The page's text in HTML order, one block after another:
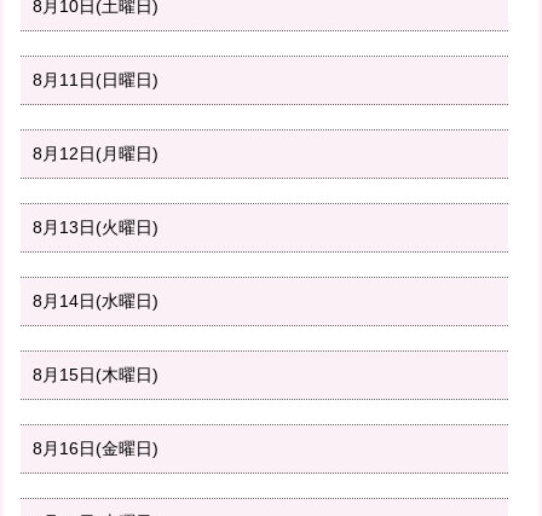
8月10日(土曜日)
8月11日(日曜日)
8月12日(月曜日)
8月13日(火曜日)
8月14日(水曜日)
8月15日(木曜日)
8月16日(金曜日)